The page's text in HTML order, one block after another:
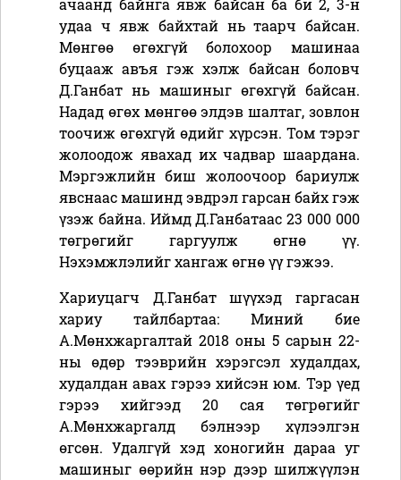
ачаанд байнга явж байсан ба би 2, 3-н
удаа ч явж байхтай нь таарч байсан.
Мөнгөө өгөхгүй болохоор машинаа
буцааж авъя гэж хэлж байсан боловч
Д.Ганбат нь машиныг өгөхгүй байсан.
Надад өгөх мөнгөө элдэв шалтаг, зовлон
тоочиж өгөхгүй өдийг хүрсэн. Том тэрэг
жолоодож явахад их чадвар шаардана.
Мэргэжлийн биш жолоочоор бариулж
явснаас машинд эвдрэл гарсан байх гэж
үзэж байна. Иймд Д.Ганбатаас 23 000 000
төгрөгийг гаргуулж өгнө үү.
Нэхэмжлэлийг хангаж өгнө үү гэжээ.
Хариуцагч Д.Ганбат шүүхэд гаргасан
хариу тайлбартаа: Миний бие
А.Мөнхжаргалтай 2018 оны 5 сарын 22-
ны өдөр тээврийн хэрэгсэл худалдах,
худалдан авах гэрээ хийсэн юм. Тэр үед
гэрээ хийгээд 20 сая төгрөгийг
А.Мөнхжаргалд бэлнээр хүлээлгэн
өгсөн. Удалгүй хэд хоногийн дараа уг
машиныг өөрийн нэр дээр шилжүүлэн